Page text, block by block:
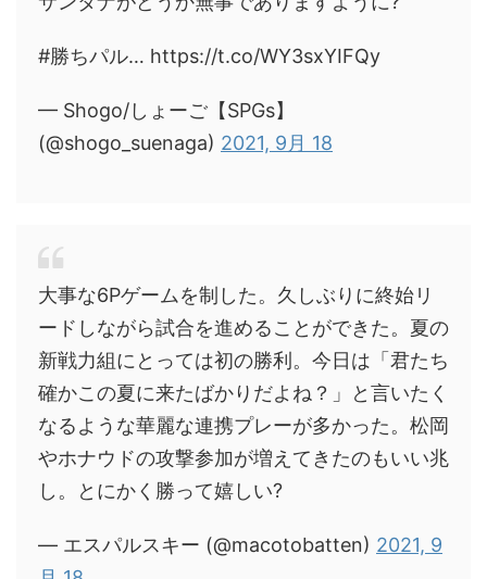
#勝ちパル… https://t.co/WY3sxYIFQy
— Shogo/しょーご【SPGs】
(@shogo_suenaga) 2021, 9月 18
大事な6Pゲームを制した。久しぶりに終始リ
ードしながら試合を進めることができた。夏の
新戦力組にとっては初の勝利。今日は「君たち
確かこの夏に来たばかりだよね？」と言いたく
なるような華麗な連携プレーが多かった。松岡
やホナウドの攻撃参加が増えてきたのもいい兆
し。とにかく勝って嬉しい?
— エスパルスキー (@macotobatten) 2021, 9